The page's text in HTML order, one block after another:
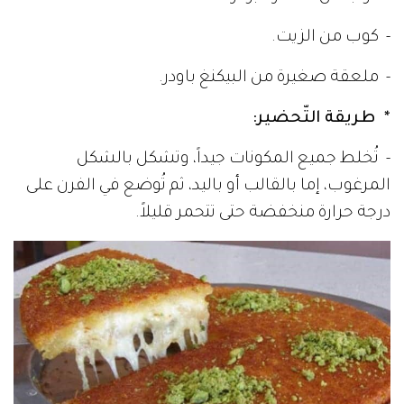
- كوب من الزيت.
- ملعقة صغيرة من البيكنغ باودر.
* طريقة التّحضير:
- تُخلط جميع المكونات جيداً، وتشكل بالشكل
المرغوب، إما بالقالب أو باليد، ثم تُوضع في الفرن على
درجة حرارة منخفضة حتى تتحمر قليلاً.